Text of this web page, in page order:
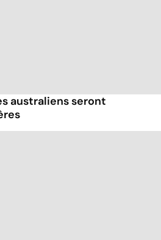
australiens seront